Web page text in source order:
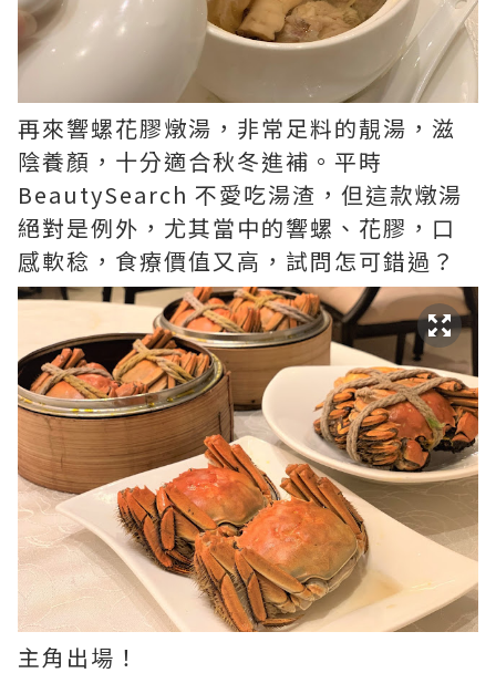
再來響螺花膠燉湯，非常足料的靚湯，滋
陰養顏，十分適合秋冬進補。平時
BeautySearch 不愛吃湯渣，但這款燉湯
絕對是例外，尤其當中的響螺、花膠，口
感軟稔，食療價值又高，試問怎可錯過？
主角出場！